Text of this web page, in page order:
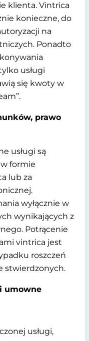
klienta. Vintrica
konieczne, do
na
Ponadto
usługi
się kwoty w
prawo
usługi są
formie
lub za
wyłącznie w
wynikających z
Potrącenie
vintrica jest
roszczeń
stwierdzonych.
umowne
usługi,